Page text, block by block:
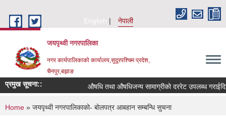
English
नेपाली
जयपृथ्वी नगरपालिका
नगर कार्यपालिकाको कार्यालय,सुदूरपश्चिम प्रदेश,
चैनपुर,बझाङ
प्रमुख सूचना:: औषधि तथा औषधिजन्य सामाग्रीको दररेट उपलब्ध
You are here
Home » जयपृथ्वी नगरपालिकाको- बोलपत्र आबहान सम्बन्धि सुचना